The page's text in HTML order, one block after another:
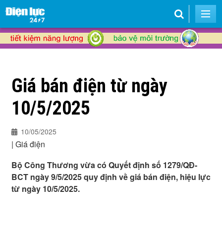
Giá bán điện từ ngày
10/5/2025
10/05/2025
| Giá điện
Bộ Công Thương vừa có Quyết định số 1279/QĐ-
BCT ngày 9/5/2025 quy định về giá bán điện, hiệu lực
từ ngày 10/5/2025.